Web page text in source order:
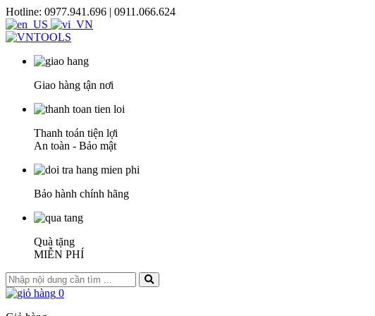
Hotline: 0977.941.696 | 0911.066.624
Giao hàng tận nơi
Thanh toán tiện lợi
An toàn - Bảo mật
Bảo hành chính hãng
Quà tặng
MIỄN PHÍ
0